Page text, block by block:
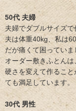
50代 夫婦
夫婦でダブルサイズで
夫は体重40kg、私は
だが痛くて困っていま
オーダー敷きふとん
硬さを変えて作るこ
ても満足しています。
30代 男性